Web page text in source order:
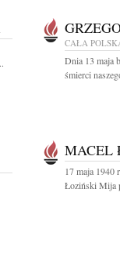
CAŁA
Dnia 13 maja
śmierci
MACEL
17 maja 1940
Łoziński Mija